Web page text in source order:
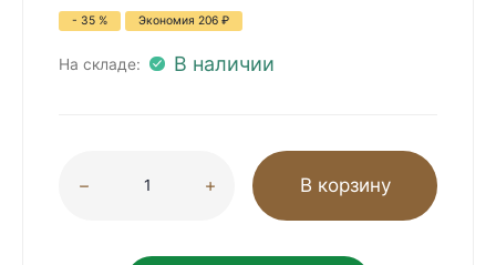
- 35 % Экономия 206 ₽
На складе: В наличии
В корзину